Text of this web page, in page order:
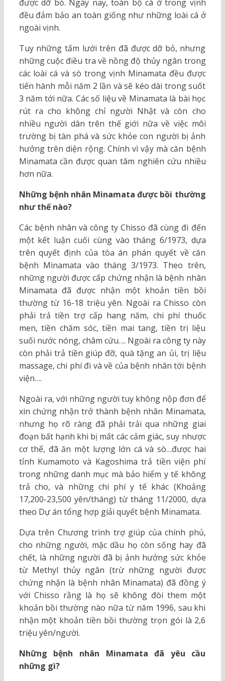
được dỡ bỏ. Ngày nay, toàn bộ cá ở trong vịnh
đều đảm bảo an toàn giống như những loài cá ở
ngoài vịnh.
Tuy những tấm lưới trên đã được dỡ bỏ, nhưng
những cuộc điều tra về nồng độ thủy ngân trong
các loài cá và sò trong vịnh Minamata đều được
tiến hành mỗi năm 2 lần và sẽ kéo dài trong suốt
3 năm tới nữa. Các số liệu về Minamata là bài học
rút ra cho không chỉ người Nhật và còn cho
nhiều người dân trên thế giới nữa về việc môi
trường bị tàn phá và sức khỏe con người bị ảnh
hưởng trên diện rộng. Chính vì vậy mà căn bệnh
Minamata cần được quan tâm nghiên cứu nhiều
hơn nữa.
Những bệnh nhân Minamata được bồi thường
như thế nào?
Các bệnh nhân và công ty Chisso đã cùng đi đến
một kết luận cuối cùng vào tháng 6/1973, dựa
trên quyết định của tòa án phán quyết về căn
bệnh Minamata vào tháng 3/1973. Theo trên,
những người được cấp chứng nhận là bệnh nhân
Minamata đã được nhận một khoản tiền bồi
thường từ 16-18 triệu yên. Ngoài ra Chisso còn
phải trả tiền trợ cấp hang năm, chi phí thuốc
men, tiền chăm sóc, tiền mai tang, tiền trị liệu
suối nước nóng, châm cứu…. Ngoài ra công ty này
còn phải trả tiền giúp đỡ, quà tặng an ủi, trị liệu
massage, chi phí đi và về của bệnh nhân tới bệnh
viện….
Ngoài ra, với những người tuy không nộp đơn để
xin chứng nhận trở thành bệnh nhân Minamata,
nhưng họ rõ ràng đã phải trải qua những giai
đoạn bất hạnh khi bị mất các cảm giác, suy nhược
cơ thể, đã ăn một lượng lớn cá và sò…được hai
tỉnh Kumamoto và Kagoshima trả tiền viện phí
trong những danh mục mà bảo hiểm y tế không
trả cho, và những chi phí y tế khác (Khoảng
17,200-23,500 yên/tháng) từ tháng 11/2000, dựa
theo Dự án tổng hợp giải quyết bệnh Minamata.
Dựa trên Chương trình trợ giúp của chính phủ,
cho những người, mặc dầu họ còn sống hay đã
chết, là những người đã bị ảnh hưởng sức khỏe
từ Methyl thủy ngân (trừ những người được
chứng nhận là bệnh nhân Minamata) đã đồng ý
với Chisso rằng là họ sẽ không đòi them một
khoản bồi thường nào nữa từ năm 1996, sau khi
nhận một khoản tiền bồi thường trọn gói là 2,6
triệu yên/người.
Những bệnh nhân Minamata đã yêu cầu
những gì?